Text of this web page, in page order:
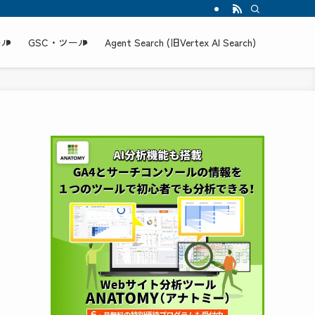
GSC・ツール Agent Search (旧Vertex AI Search)